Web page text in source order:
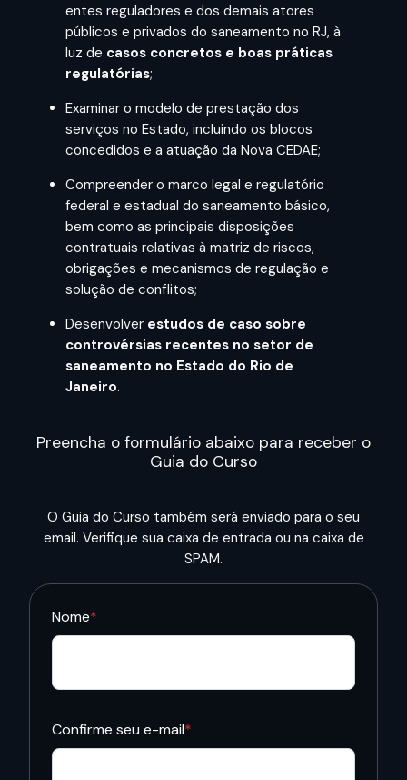
entes reguladores e dos demais atores
públicos e privados do saneamento no RJ, à
luz de casos concretos e boas práticas
regulatórias;
Examinar o modelo de prestação dos
serviços no Estado, incluindo os blocos
concedidos e a atuação da Nova CEDAE;
Compreender o marco legal e regulatório
federal e estadual do saneamento básico,
bem como as principais disposições
contratuais relativas à matriz de riscos,
obrigações e mecanismos de regulação e
solução de conflitos;
Desenvolver estudos de caso sobre
controvérsias recentes no setor de
saneamento no Estado do Rio de
Janeiro.
Preencha o formulário abaixo para receber o
Guia do Curso
O Guia do Curso também será enviado para o seu
email. Verifique sua caixa de entrada ou na caixa de
SPAM.
Nome*
Confirme seu e-mail*